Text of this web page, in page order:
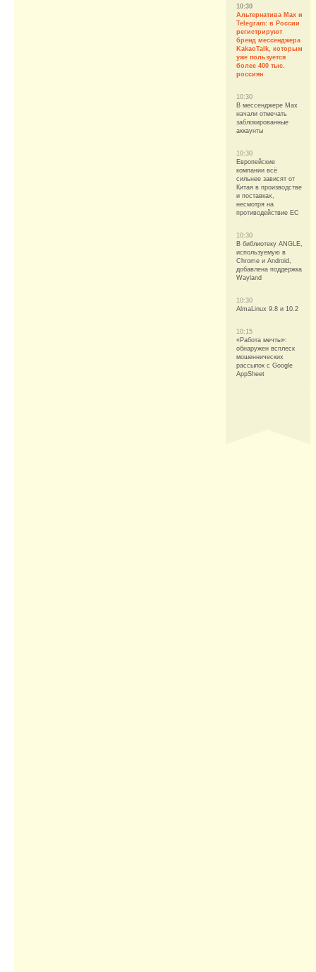
10:30
Альтернатива Max и
Telegram: в России
регистрируют
бренд мессенджера
KakaoTalk, которым
уже пользуется
более 400 тыс.
россиян
10:30
В мессенджере Max
начали отмечать
заблокированные
аккаунты
10:30
Европейские
компании всё
сильнее зависят от
Китая в производстве
и поставках,
несмотря на
противодействие ЕС
10:30
В библиотеку ANGLE,
используемую в
Chrome и Android,
добавлена поддержка
Wayland
10:30
AlmaLinux 9.8 и 10.2
10:15
«Работа мечты»:
обнаружен всплеск
мошеннических
рассылок с Google
AppSheet